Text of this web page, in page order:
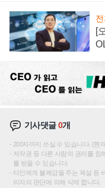
전
[
기사댓글0개
200자까지 쓰실 수 있습니다. (현
저작권 등 다른 사람의 권리를 침
를 받을 수 있습니다.
타인에게 불쾌감을 주는 욕설 등
리자의 판단에 의해 삭제 합니다.